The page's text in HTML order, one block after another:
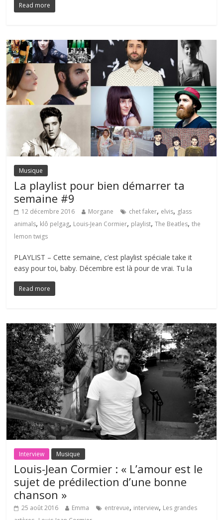
Read more
Musique
La playlist pour bien démarrer ta
semaine #9
12 décembre 2016 Morgane chet faker, elvis, glass
animals, klô pelgag, Louis-Jean Cormier, playlist,The Beatles,the
lemon twigs
PLAYLIST – Cette semaine, c’est playlist spéciale take it
easy pour toi, baby. Décembre est là pour de vrai. Tu la
Read more
Interview Musique
Louis-Jean Cormier : « L’amour est le
sujet de prédilection d’une bonne
chanson »
25 août 2016 Emma entrevue, interview, Les grandes